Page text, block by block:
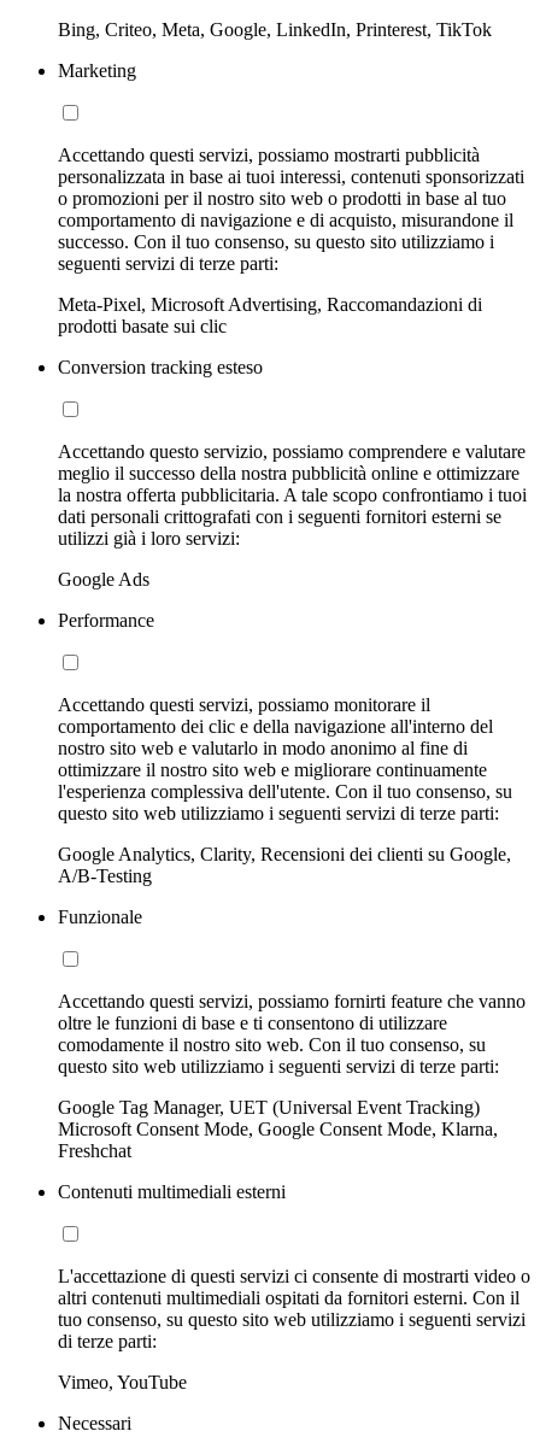
Bing, Criteo, Meta, Google, LinkedIn, Printerest, TikTok
Marketing
Accettando questi servizi, possiamo mostrarti pubblicità
personalizzata in base ai tuoi interessi, contenuti sponsorizzati
o promozioni per il nostro sito web o prodotti in base al tuo
comportamento di navigazione e di acquisto, misurandone il
successo. Con il tuo consenso, su questo sito utilizziamo i
seguenti servizi di terze parti:
Meta-Pixel, Microsoft Advertising, Raccomandazioni di
prodotti basate sui clic
Conversion tracking esteso
Accettando questo servizio, possiamo comprendere e valutare
meglio il successo della nostra pubblicità online e ottimizzare
la nostra offerta pubblicitaria. A tale scopo confrontiamo i tuoi
dati personali crittografati con i seguenti fornitori esterni se
utilizzi già i loro servizi:
Google Ads
Performance
Accettando questi servizi, possiamo monitorare il
comportamento dei clic e della navigazione all'interno del
nostro sito web e valutarlo in modo anonimo al fine di
ottimizzare il nostro sito web e migliorare continuamente
l'esperienza complessiva dell'utente. Con il tuo consenso, su
questo sito web utilizziamo i seguenti servizi di terze parti:
Google Analytics, Clarity, Recensioni dei clienti su Google,
A/B-Testing
Funzionale
Accettando questi servizi, possiamo fornirti feature che vanno
oltre le funzioni di base e ti consentono di utilizzare
comodamente il nostro sito web. Con il tuo consenso, su
questo sito web utilizziamo i seguenti servizi di terze parti:
Google Tag Manager, UET (Universal Event Tracking)
Microsoft Consent Mode, Google Consent Mode, Klarna,
Freshchat
Contenuti multimediali esterni
L'accettazione di questi servizi ci consente di mostrarti video o
altri contenuti multimediali ospitati da fornitori esterni. Con il
tuo consenso, su questo sito web utilizziamo i seguenti servizi
di terze parti:
Vimeo, YouTube
Necessari